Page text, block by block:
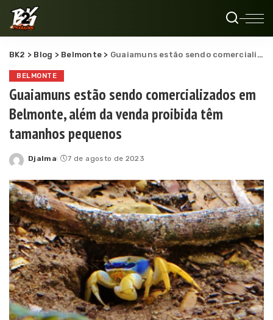
BK2 > Blog > Belmonte > Guaiamuns estão sendo comercializados em Belmonte, além da venda proibida têm tamanhos pequenos
BELMONTE
Guaiamuns estão sendo comercializados em
Belmonte, além da venda proibida têm
tamanhos pequenos
Posted
Djalma 7 de agosto de 2023